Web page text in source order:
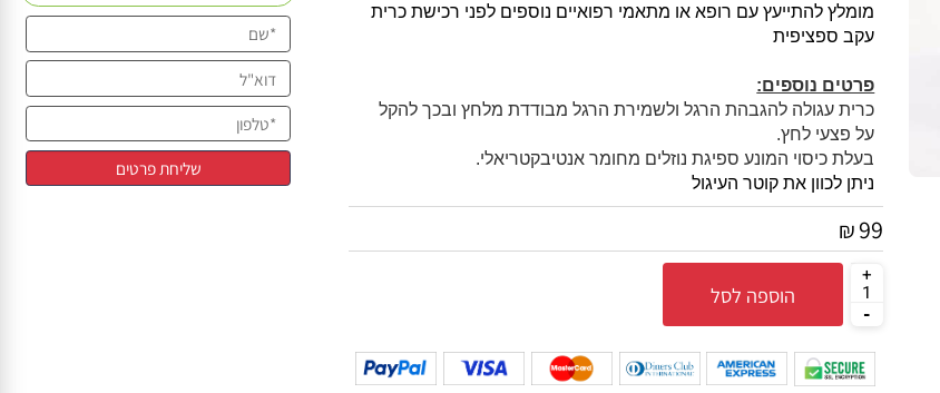
פגיעה נוספת בכף הרגל ובאזור העקב.
מומלץ להתייעץ עם רופא או מתאמי רפואיים נוספים לפני רכישת כרית
פרטים נוספים:
כרית עגולה להגבהת הרגל ולשמירת הרגל מבודדת מלחץ ובכך להקל
על פצעי לחץ.
בעלת כיסוי המונע ספיגת נוזלים מחומר אנטיבקטריאלי.
ניתן לכוון את קוטר העיגול
הוספה לסל
שאל אותנו על מוצר זה